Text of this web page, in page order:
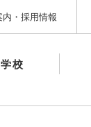
・採用情報
校